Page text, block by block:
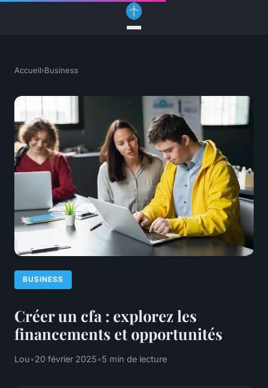
Accueil›Business
BUSINESS
Créer un cfa : explorez les
financements et opportunités
Lou•20 février 2025•5 min de lecture